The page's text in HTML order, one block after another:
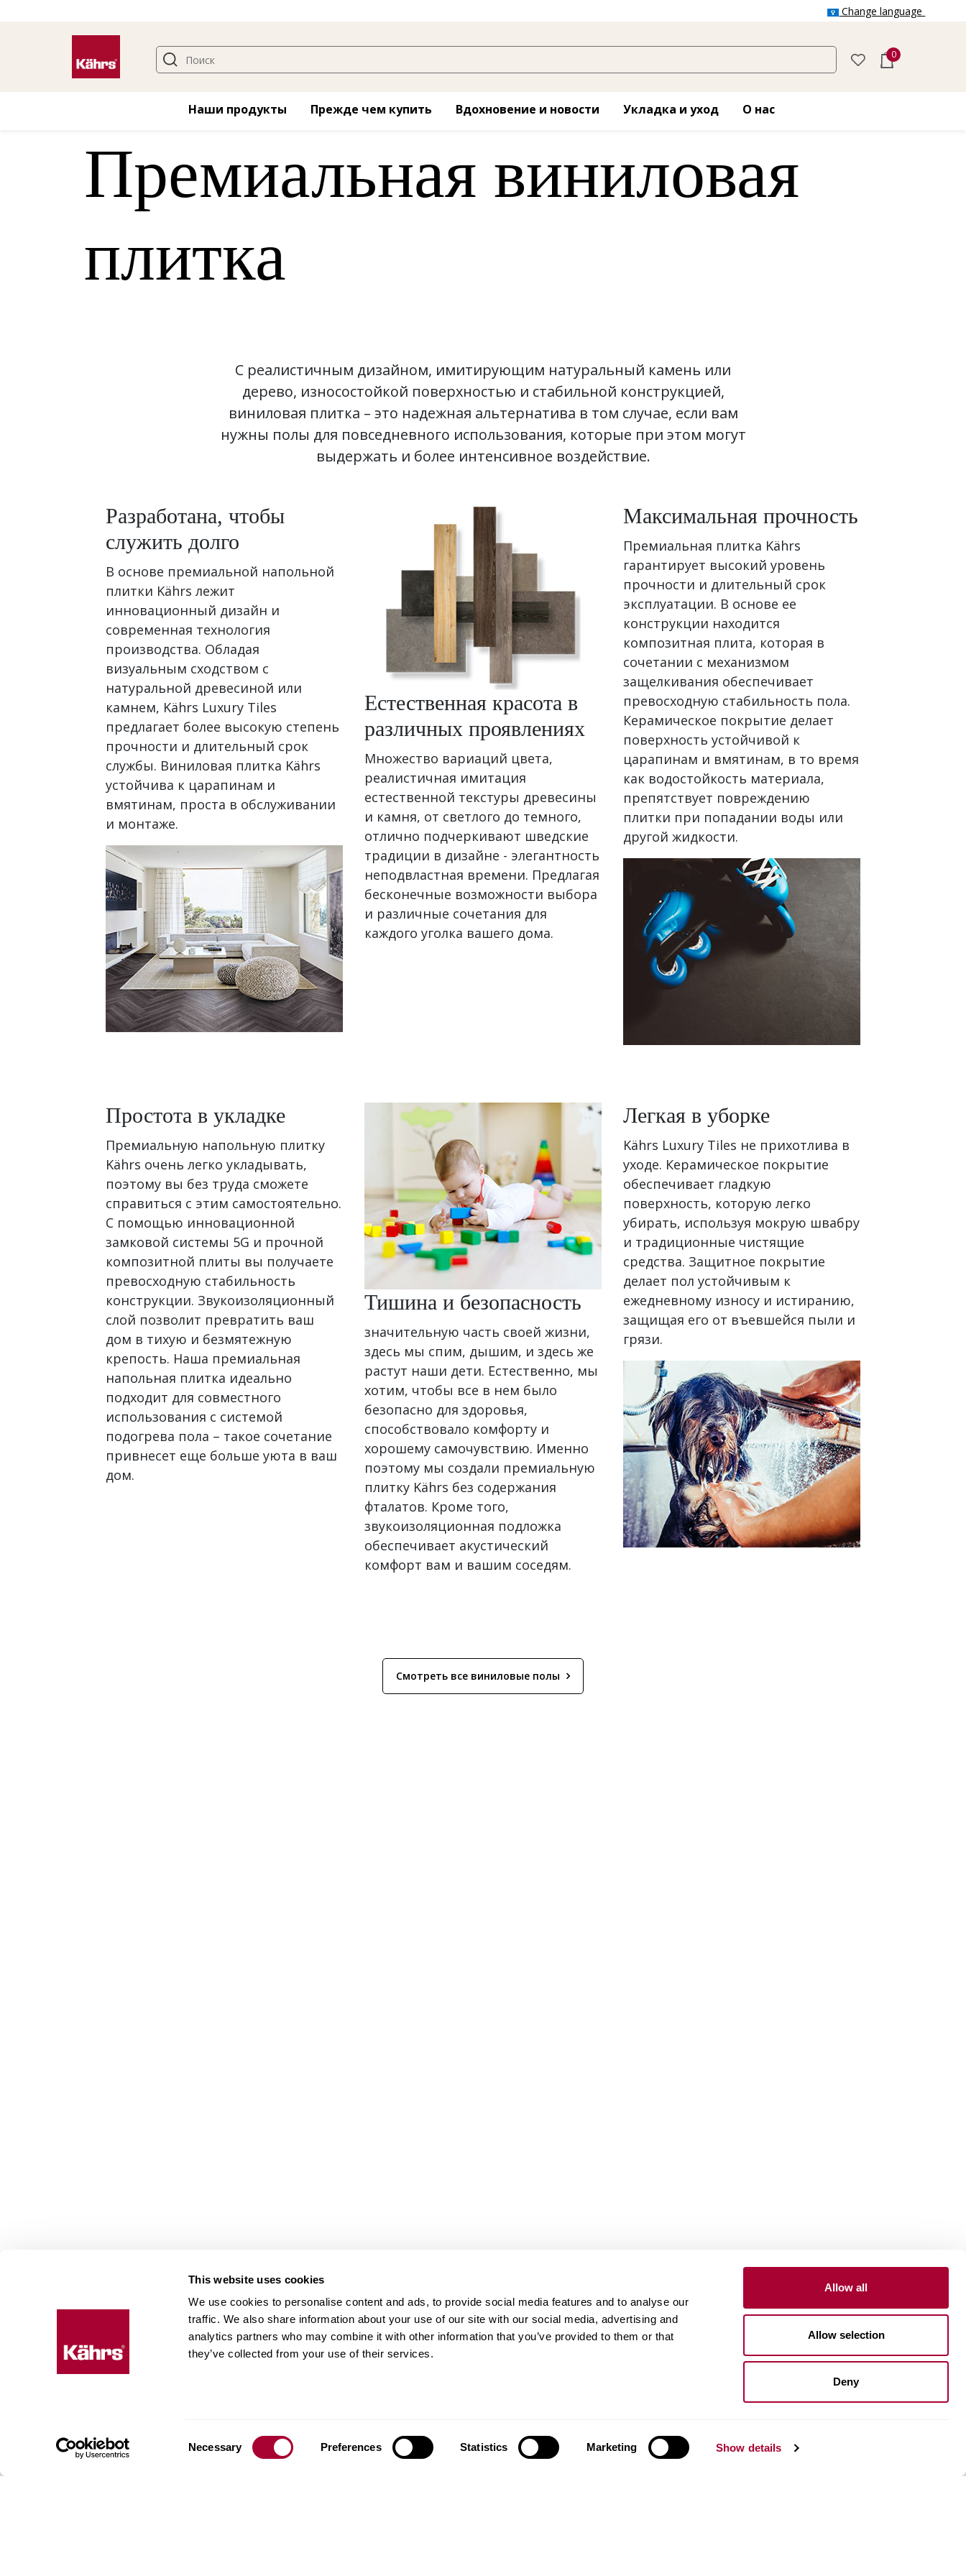
This website uses cookies
We use cookies to personalise content and ads, to provide social media features and to analyse our
traffic. We also share information about your use of our site with our social media, advertising and
analytics partners who may combine it with other information that you’ve provided to them or that
they’ve collected from your use of their services.
Necessary Preferences Statistics Marketing Show details
Allow all
Allow selection
Deny
Change language
0
Наши продукты Прежде чем купить Вдохновение и новости Укладка и уход О нас
Премиальная виниловая
плитка
С реалистичным дизайном, имитирующим натуральный камень или
дерево, износостойкой поверхностью и стабильной конструкцией,
виниловая плитка – это надежная альтернатива в том случае, если вам
нужны полы для повседневного использования, которые при этом могут
выдержать и более интенсивное воздействие.
Разработана, чтобы
служить долго
В основе премиальной напольной
плитки Kährs лежит
инновационный дизайн и
современная технология
производства. Обладая
визуальным сходством с
натуральной древесиной или
камнем, Kährs Luxury Tiles
предлагает более высокую степень
прочности и длительный срок
службы. Виниловая плитка Kährs
устойчива к царапинам и
вмятинам, проста в обслуживании
и монтаже.
Естественная красота в
различных проявлениях
Множество вариаций цвета,
реалистичная имитация
естественной текстуры древесины
и камня, от светлого до темного,
отлично подчеркивают шведские
традиции в дизайне - элегантность
неподвластная времени. Предлагая
бесконечные возможности выбора
и различные сочетания для
каждого уголка вашего дома.
Максимальная прочность
Премиальная плитка Kährs
гарантирует высокий уровень
прочности и длительный срок
эксплуатации. В основе ее
конструкции находится
композитная плита, которая в
сочетании с механизмом
защелкивания обеспечивает
превосходную стабильность пола.
Керамическое покрытие делает
поверхность устойчивой к
царапинам и вмятинам, в то время
как водостойкость материала,
препятствует повреждению
плитки при попадании воды или
другой жидкости.
Простота в укладке
Премиальную напольную плитку
Kährs очень легко укладывать,
поэтому вы без труда сможете
справиться с этим самостоятельно.
С помощью инновационной
замковой системы 5G и прочной
композитной плиты вы получаете
превосходную стабильность
конструкции. Звукоизоляционный
слой позволит превратить ваш
дом в тихую и безмятежную
крепость. Наша премиальная
напольная плитка идеально
подходит для совместного
использования с системой
подогрева пола – такое сочетание
привнесет еще больше уюта в ваш
дом.
Тишина и безопасность
значительную часть своей жизни,
здесь мы спим, дышим, и здесь же
растут наши дети. Естественно, мы
хотим, чтобы все в нем было
безопасно для здоровья,
способствовало комфорту и
хорошему самочувствию. Именно
поэтому мы создали премиальную
плитку Kährs без содержания
фталатов. Кроме того,
звукоизоляционная подложка
обеспечивает акустический
комфорт вам и вашим соседям.
Легкая в уборке
Kährs Luxury Tiles не прихотлива в
уходе. Керамическое покрытие
обеспечивает гладкую
поверхность, которую легко
убирать, используя мокрую швабру
и традиционные чистящие
средства. Защитное покрытие
делает пол устойчивым к
ежедневному износу и истиранию,
защищая его от въевшейся пыли и
грязи.
Смотреть все виниловые полы
Полы,
превосходящие
в 1857 году глубоко в сердце
шведских лесов. Сегодня мы
Продукты Прежде чем купить
Почему Kährs
Галерея
Уход